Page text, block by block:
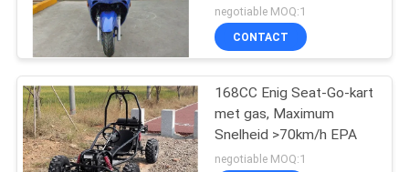
OM
CITAAT
SITEMAP
Nutsvoertuigen ATV
Remchengshin van de
Schijf Achterschijf de
Puntband
negotiable MOQ:1
CONTACT
168CC Enig Seat-Go-kart
met gas, Maximum
Snelheid >70km/h EPA
negotiable MOQ:1